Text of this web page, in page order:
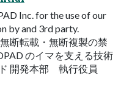
Inc. for the use of our
by and 3rd party.
断転載・無断複製の禁
のイマを支える技術
ド 開発本部 執行役員